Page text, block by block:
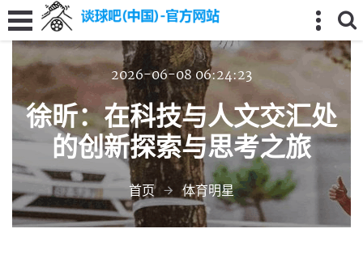
2026-06-08 06:24:23
徐昕：在科技与人文交汇处
的创新探索与思考之旅
首页 体育明星